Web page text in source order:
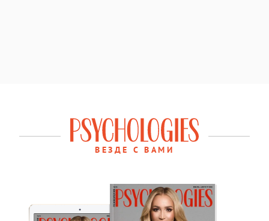
ВЕЗДЕ С ВАМИ